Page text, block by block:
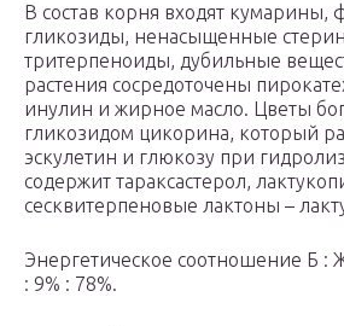
В состав корня входят кумарины,
гликозиды, ненасыщенные
тритерпеноиды, дубильные
растения сосредоточены
инулин и жирное масло. Цветы
гликозидом цикорина, который
эскулетин и глюкозу при
содержит тараксастерол,
сесквитерпеновые лактоны –
Энергетическое соотношение Б :
: 9% : 78%.